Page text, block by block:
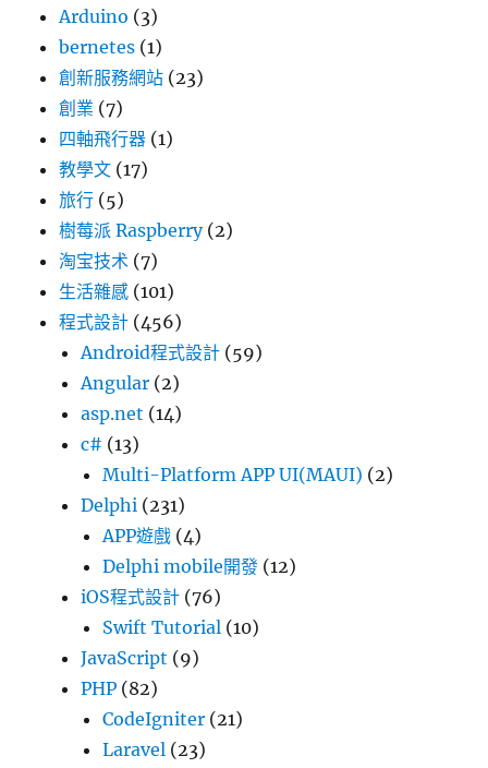
Arduino (3)
bernetes (1)
創新服務網站 (23)
創業 (7)
四軸飛行器 (1)
教學文 (17)
旅行 (5)
樹莓派 Raspberry(2)
淘宝技术 (7)
生活雜感 (101)
程式設計 (456)
Android程式設計 (59)
Angular (2)
asp.net (14)
c# (13)
Multi-Platform APP UI(MAUI) (2)
Delphi (231)
APP遊戲 (4)
Delphi mobile開發 (12)
iOS程式設計 (76)
Swift Tutorial (10)
JavaScript (9)
PHP (82)
CodeIgniter (21)
Laravel (23)